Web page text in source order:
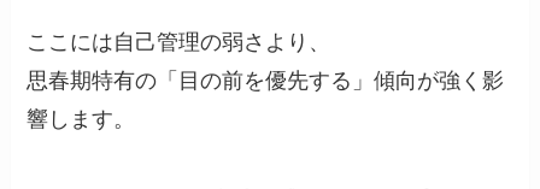
ここには自己管理の弱さより、
思春期特有の「目の前を優先する」傾向が強く影
響します。